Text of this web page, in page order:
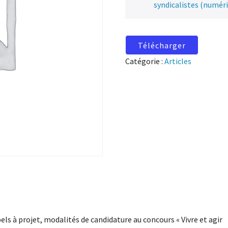
syndicalistes
Télécharger
Catégorie :Articles
à projet, modalités de candidature au concours « Vivre et agir